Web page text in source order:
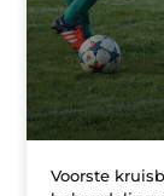
Voorste